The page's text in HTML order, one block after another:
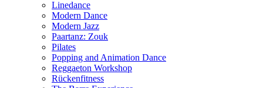
Linedance
Modern Dance
Modern Jazz
Paartanz: Zouk
Pilates
Popping and Animation Dance
Reggaeton Workshop
Rückenfitness